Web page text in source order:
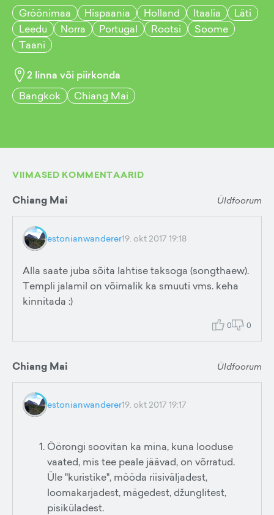
Gröönimaa
Hispaania Holland Itaalia
Läti
Leedu
Norra Portugal Rootsi
Soome
Taani
2 linna või piirkonda
Bangkok
Chiang Mai
VIIMASED KOMMENTAARID
Chiang Mai Üldfoorum
estonianwanderer19. okt 2017 19:18
Alla saate juba sõita lahtise taksoga (songthaew).
Templi jalamil on võimalik ka smuuti vms. keha
kinnitada :)
0 0
Chiang Mai Üldfoorum
estonianwanderer19. okt 2017 19:17
Öörongi soovitan ka mina, kuna looduse
vaated, mis tee peale jäävad, on võrratud.
Üle "kuristike", mööda riisiväljadest,
loomakarjadest, mägedest, džunglitest,
pisiküladest.